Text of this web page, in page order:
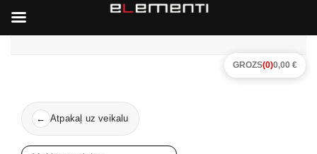
← Atpakaļ uz veikalu
GROZS(0)0,00 €